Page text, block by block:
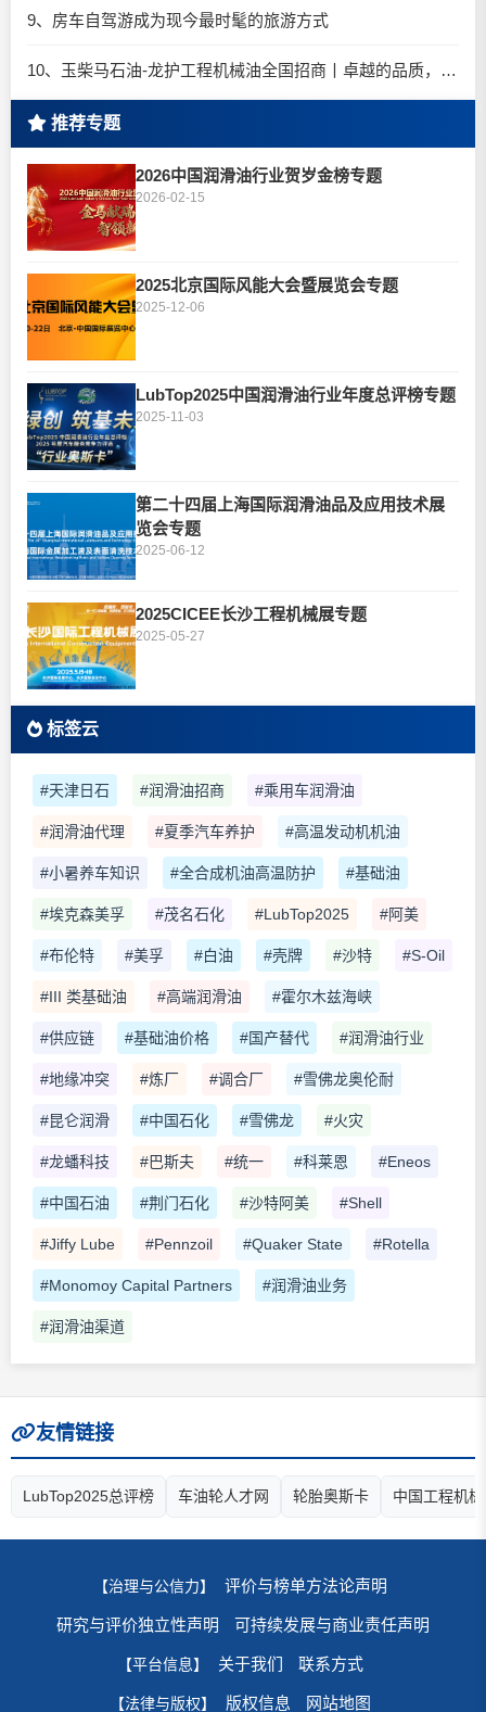
9、房车自驾游成为现今最时髦的旅游方式
10、玉柴马石油-龙护工程机械油全国招商丨卓越的品质，专业的品牌！
推荐专题
2026中国润滑油行业贺岁金榜专题
2026-02-15
2025北京国际风能大会暨展览会专题
2025-12-06
LubTop2025中国润滑油行业年度总评榜专题
2025-11-03
第二十四届上海国际润滑油品及应用技术展
览会专题
2025-06-12
2025CICEE长沙工程机械展专题
2025-05-27
标签云
#天津日石 #润滑油招商 #乘用车润滑油
#润滑油代理 #夏季汽车养护 #高温发动机机油
#小暑养车知识 #全合成机油高温防护 #基础油
#埃克森美孚 #茂名石化 #LubTop2025 #阿美
#布伦特 #美孚 #白油 #壳牌 #沙特 #S-Oil
#III 类基础油 #高端润滑油 #霍尔木兹海峡
#供应链 #基础油价格 #国产替代 #润滑油行业
#地缘冲突 #炼厂 #调合厂 #雪佛龙奥伦耐
#昆仑润滑 #中国石化 #雪佛龙 #火灾
#龙蟠科技 #巴斯夫 #统一 #科莱恩 #Eneos
#中国石油 #荆门石化 #沙特阿美 #Shell
#Jiffy Lube #Pennzoil #Quaker State #Rotella
#Monomoy Capital Partners #润滑油业务
#润滑油渠道
友情链接
LubTop2025总评榜 车油轮人才网 轮胎奥斯卡 中国工程机
【治理与公信力】 评价与榜单方法论声明
研究与评价独立性声明 可持续发展与商业责任声明
【平台信息】 关于我们 联系方式
【法律与版权】 版权信息 网站地图